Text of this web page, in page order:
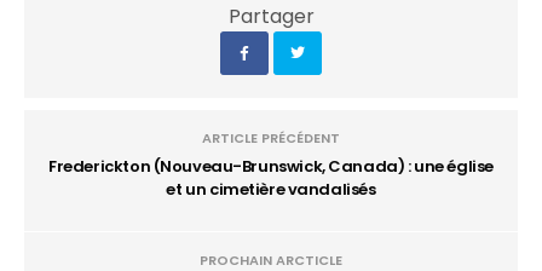
Partager
ARTICLE PRÉCÉDENT
Frederickton (Nouveau-Brunswick, Canada) : une église
et un cimetière vandalisés
PROCHAIN ARCTICLE